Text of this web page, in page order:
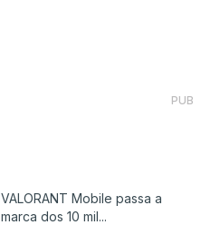
PUB
VALORANT Mobile passa a
marca dos 10 mil...